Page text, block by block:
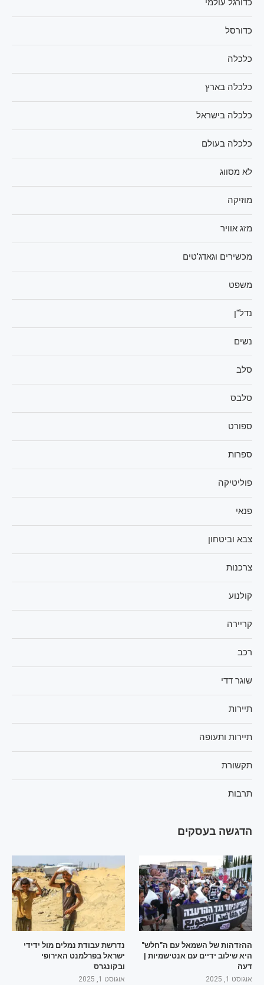
כדורגל עולמי
כדורסל
כלכלה
כלכלה בארץ
כלכלה בישראל
כלכלה בעולם
לא מסווג
מוזיקה
מזג אוויר
מכשירים וגאדג'טים
משפט
נדל"ן
נשים
סלב
סלבס
ספורט
ספרות
פוליטיקה
פנאי
צבא וביטחון
צרכנות
קולנוע
קריירה
רכב
שוגר דדי
תיירות
תיירות ותעופה
תקשורת
תרבות
הדגשה בעסקים
ההזדהות של השמאל עם ה"חלש"
היא שילוב ידיים עם אנטישמיות |
דעה
אוגוסט 1, 2025
נדרשת עבודת נמלים מול ידידי
ישראל בפרלמנט האירופי
ובקונגרס
אוגוסט 1, 2025